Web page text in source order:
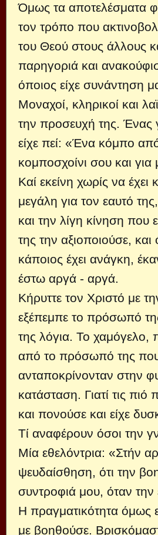
Όμως τα αποτελέσματα
τον τρόπο που
του Θεού στους άλλους
παρηγοριά και
όποιος είχε συνάντηση
Μοναχοί, κληρικοί και
την προσευχή της. Ένας
είχε πεί: «Ένα κόμπο
κομποσχοίνι σου και για
Καί εκείνη χωρίς να έχει
μεγάλη για τον εαυτό
και την λίγη κίνηση που
της την αξιοποιούσε, και
κάποιος έχει ανάγκη,
έστω αργά - αργά.
Κήρυττε τον Χριστό με
εξέπεμπε το πρόσωπό
της λόγια. Το χαμόγελο,
από το πρόσωπό της
ανταποκρίνονταν στην
κατάσταση. Γιατί τις πιό
και πονούσε και είχε
Τί αναφέρουν όσοι την
Μία εθελόντρια: «Στήν
ψευδαίσθηση, ότι την
συντροφιά μου, όταν την
Η πραγματικότητα όμως
με βοηθούσε.